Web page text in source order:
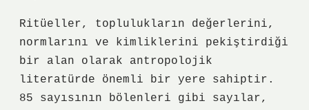
Ritüeller, toplulukların değerlerini,
normlarını ve kimliklerini pekiştirdiği
bir alan olarak antropolojik
literatürde önemli bir yere sahiptir.
85 sayısının bölenleri gibi sayılar,